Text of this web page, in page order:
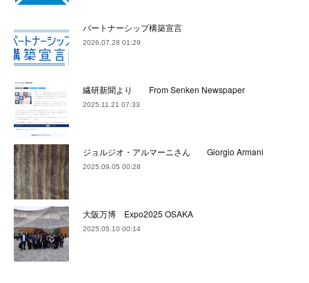
パートナーシップ構築宣言
2026.07.28 01:29
繊研新聞より From Senken Newspaper
2025.11.21 07:33
ジョルジオ・アルマーニさん Giorgio Armani
2025.09.05 00:28
大阪万博 Expo2025 OSAKA
2025.05.10 00:14